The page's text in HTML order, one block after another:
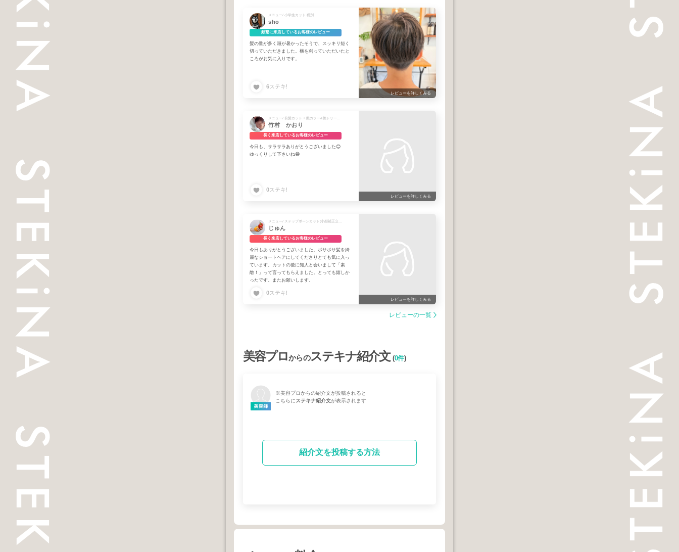
メニュー/ 小学生カット 税別
sho
頻繁に来店しているお客様のレビュー
髪の量が多く頭が暑かったそうで、スッキリ短く
切っていただきました。横を刈っていただいたと
ころがお気に入りです。
6ステキ!
レビューを詳しくみる
竹村 かおり
長く来店しているお客様のレビュー
今日も、サラサラありがとうございました😊
ゆっくりして下さいね😁
0ステキ!
レビューを詳しくみる
じゅん
長く来店しているお客様のレビュー
今日もありがとうございました。ボサボサ髪を綺
麗なショートヘアにしてくださりとても気に入っ
ています。カットの後に知人と会いまして「素
敵！」って言ってもらえました。とっても嬉しか
ったです。またお願いします。
0ステキ!
レビューを詳しくみる
レビューの一覧
美容プロからのステキナ紹介文(0件)
※美容プロからの紹介文が投稿されると
こちらにステキナ紹介文が表示されます
紹介文を投稿する方法